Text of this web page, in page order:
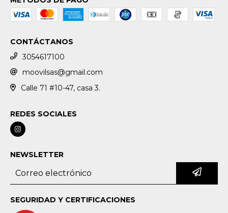
CONTÁCTANOS
3054617100
moovilsas@gmail.com
Calle 71 #10-47, casa 3.
REDES SOCIALES
NEWSLETTER
SEGURIDAD Y CERTIFICACIONES